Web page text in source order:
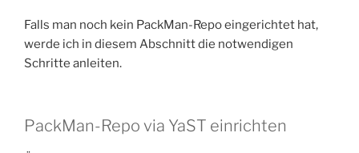
Falls man noch kein PackMan-Repo eingerichtet hat,
werde ich in diesem Abschnitt die notwendigen
Schritte anleiten.
PackMan-Repo via YaST einrichten